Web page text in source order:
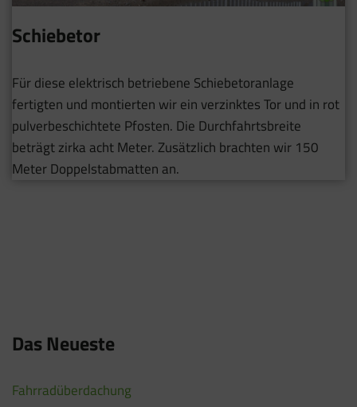
Schiebetor
Für diese elektrisch betriebene Schiebetoranlage
fertigten und montierten wir ein verzinktes Tor und in rot
pulverbeschichtete Pfosten. Die Durchfahrtsbreite
beträgt zirka acht Meter. Zusätzlich brachten wir 150
Meter Doppelstabmatten an.
Das Neueste
Fahrradüberdachung